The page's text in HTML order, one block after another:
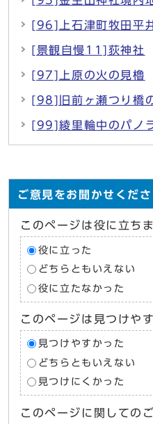
[96]上石津町牧田平
[景観自慢11]荻神社
[97]上原の火の見櫓
[98]旧前ヶ瀬つり橋
[99]綾里輪中のパノ
ご意見をお聞かせくださ
このページは役に立ち
役に立った
どちらともいえない
役に立たなかった
このページは見つけや
見つけやすかった
どちらともいえない
見つけにくかった
このページに関しての